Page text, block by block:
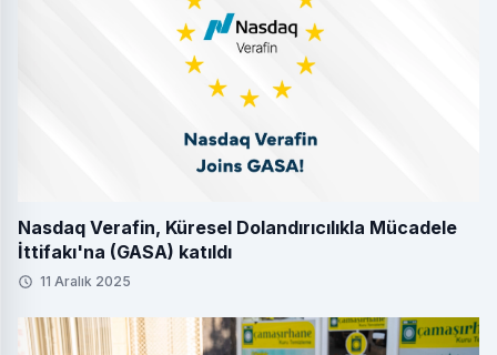
Nasdaq Verafin, Küresel Dolandırıcılıkla Mücadele
İttifakı'na (GASA) katıldı
11 Aralık 2025